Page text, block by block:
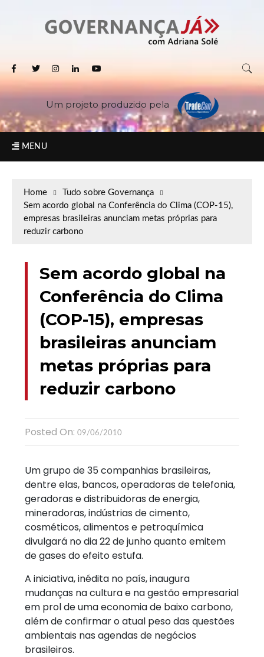
Um projeto produzido pela
MENU
Home
Tudo sobre Governança
Sem acordo global na Conferência do Clima (COP-15),
empresas brasileiras anunciam metas próprias para
reduzir carbono
Sem acordo global na
Conferência do Clima
(COP-15), empresas
brasileiras anunciam
metas próprias para
reduzir carbono
Posted On: 09/06/2010
Um grupo de 35 companhias brasileiras,
dentre elas, bancos, operadoras de telefonia,
geradoras e distribuidoras de energia,
mineradoras, indústrias de cimento,
cosméticos, alimentos e petroquímica
divulgará no dia 22 de junho quanto emitem
de gases do efeito estufa.
A iniciativa, inédita no país, inaugura
mudanças na cultura e na gestão empresarial
em prol de uma economia de baixo carbono,
além de confirmar o atual peso das questões
ambientais nas agendas de negócios
brasileiros.